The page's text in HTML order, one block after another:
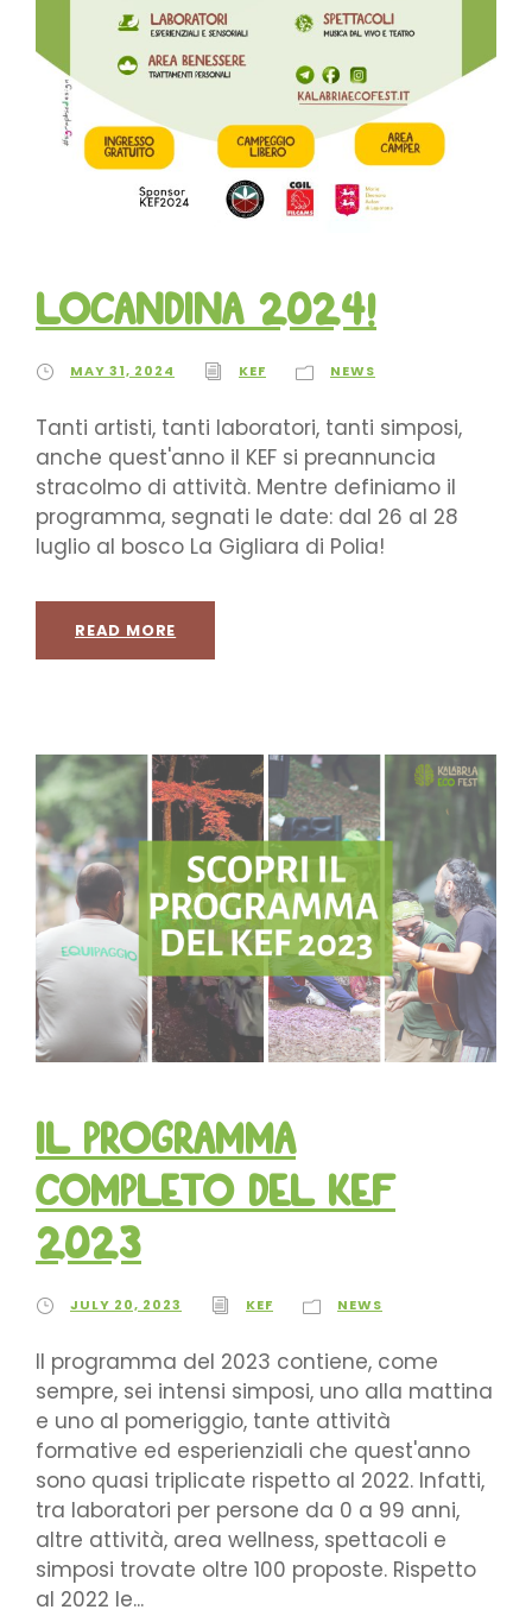
Locandina 2024!
MAY 31, 2024 KEF NEWS
Tanti artisti, tanti laboratori, tanti simposi,
anche quest'anno il KEF si preannuncia
stracolmo di attività. Mentre definiamo il
programma, segnati le date: dal 26 al 28
luglio al bosco La Gigliara di Polia!
READ MORE
Il programma
completo del Kef
2023
JULY 20, 2023 KEF NEWS
Il programma del 2023 contiene, come
sempre, sei intensi simposi, uno alla mattina
e uno al pomeriggio, tante attività
formative ed esperienziali che quest'anno
sono quasi triplicate rispetto al 2022. Infatti,
tra laboratori per persone da 0 a 99 anni,
altre attività, area wellness, spettacoli e
simposi trovate oltre 100 proposte. Rispetto
al 2022 le...